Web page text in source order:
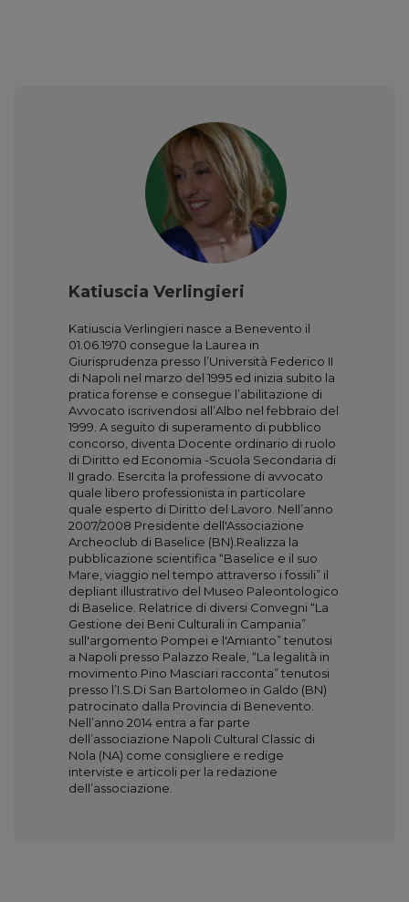
Katiuscia Verlingieri
Katiuscia Verlingieri nasce a Benevento il
01.06.1970 consegue la Laurea in
Giurisprudenza presso l’Università Federico II
di Napoli nel marzo del 1995 ed inizia subito la
pratica forense e consegue l’abilitazione di
Avvocato iscrivendosi all’Albo nel febbraio del
1999. A seguito di superamento di pubblico
concorso, diventa Docente ordinario di ruolo
di Diritto ed Economia -Scuola Secondaria di
II grado. Esercita la professione di avvocato
quale libero professionista in particolare
quale esperto di Diritto del Lavoro. Nell’anno
2007/2008 Presidente dell'Associazione
Archeoclub di Baselice (BN).Realizza la
pubblicazione scientifica “Baselice e il suo
Mare, viaggio nel tempo attraverso i fossili” il
depliant illustrativo del Museo Paleontologico
di Baselice. Relatrice di diversi Convegni “La
Gestione dei Beni Culturali in Campania”
sull'argomento Pompei e l'Amianto” tenutosi
a Napoli presso Palazzo Reale, “La legalità in
movimento Pino Masciari racconta” tenutosi
presso l’I.S.Di San Bartolomeo in Galdo (BN)
patrocinato dalla Provincia di Benevento.
Nell’anno 2014 entra a far parte
dell’associazione Napoli Cultural Classic di
Nola (NA) come consigliere e redige
interviste e articoli per la redazione
dell’associazione.